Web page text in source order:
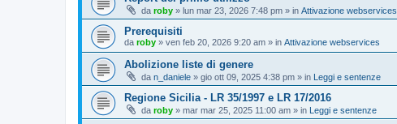
da roby » lun mar 23, 2026 7:48 pm » in Attivazione webservices
Prerequisiti
da roby » ven feb 20, 2026 9:20 am » in Attivazione webservices
Abolizione liste di genere
da n_daniele » gio ott 09, 2025 4:38 pm » in Leggi e sentenze
Regione Sicilia - LR 35/1997 e LR 17/2016
da roby » mar mar 25, 2025 11:00 am » in Leggi e sentenze